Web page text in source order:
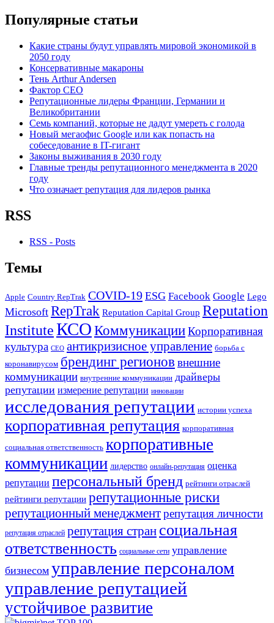
Популярные статьи
Какие страны будут управлять мировой экономикой в
2050 году
Консервативные макароны
Тень Arthur Andersen
Фактор СЕО
Репутационные лидеры Франции, Германии и
Великобритании
Семь компаний, которые не дадут умереть с голода
Новый мегаофис Google или как попасть на
собеседование в IT-гигант
Законы выживания в 2030 году
Главные тренды репутационного менеджмента в 2020
году
Что означает репутация для лидеров рынка
RSS
RSS - Posts
Темы
Apple Country RepTrak COVID-19 ESG Facebook Google Lego
Microsoft RepTrak Reputation Capital Group Reputation
InstituteКСО КоммуникацииКорпоративная
культура СЕО антикризисное управление борьба с
коронавирусом брендинг регионов внешние
коммуникации внутренние коммуникации драйверы
репутации измерение репутации инновации
исследования репутации истории успеха
корпоративная репутация корпоративная
социальная ответственность корпоративные
коммуникации лидерство онлайн-репутация оценка
репутации персональный бренд рейтинги отраслей
рейтинги репутации репутационные риски
репутационный менеджментрепутация личности
репутация отраслей репутация стран социальная
ответственность социальные сети управление
бизнесом управление персоналом
управление репутацией
устойчивое развитие